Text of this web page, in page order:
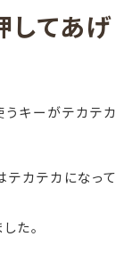
してあげ
うキーがテカテカ
テカテカになって
た。